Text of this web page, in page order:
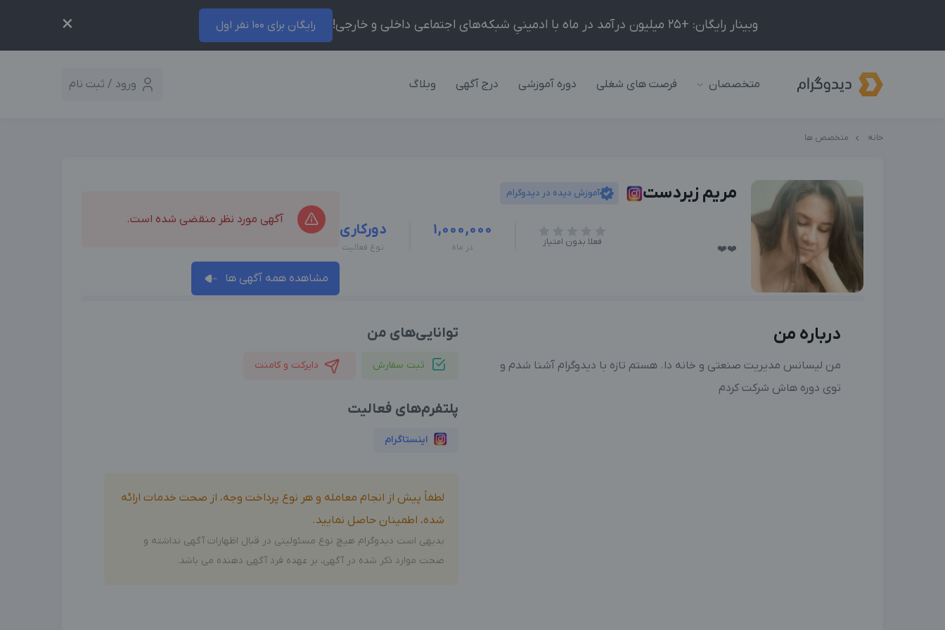
وبینار رایگان: +25 میلیون درآمد در ماه با ادمینیِ شبکه‌های اجتماعی داخلی و خارجی! رایگان برای 100 نفر اول ×
متخصصان فرصت های شغلی دوره آموزشی درج آگهی وبلاگ ورود / ثبت نام
خانه متخصص ها
مریم زبردست آموزش دیده در دیدوگرام
❤️❤️
فعلا بدون امتیاز
1,000,000
در ماه
دورکاری
نوع فعالیت
آگهی مورد نظر منقضی شده است.
مشاهده همه آگهی ها
درباره من
من لیسانس مدیریت صنعتی و خانه دا. هستم تازه با دیدوگرام آشنا شدم و
توی دوره هاش شرکت کردم
توانایی‌های من
ثبت سفارش دایرکت و کامنت
پلتفرم‌های فعالیت
اینستاگرام
لطفاً پیش از انجام معامله و هر نوع پرداخت وجه، از صحت خدمات ارائه
شده، اطمینان حاصل نمایید.
بدیهی است دیدوگرام هیچ نوع مسئولیتی در قبال اظهارات آگهی نداشته و
صحت موارد ذکر شده در آگهی، بر عهده فرد آگهی دهنده می باشد.